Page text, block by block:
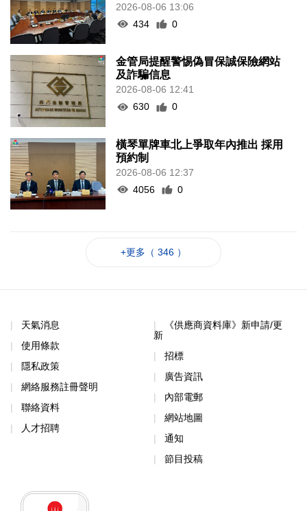
2026-08-06 13:06
434
0
金管局提醒警惕偽冒保誠保險網站
及詐騙信息
2026-08-06 12:41
630
0
橫琴單牌車北上爭取年內推出 採用
預約制
2026-08-06 12:37
4056
0
+更多（ 346 ）
天氣消息
使用條款
隱私政策
網絡服務註冊聲明
聯絡資料
人才招聘
《供應商資料庫》新申請/更
新
招標
廣告資訊
內部電郵
網站地圖
通知
節目投稿